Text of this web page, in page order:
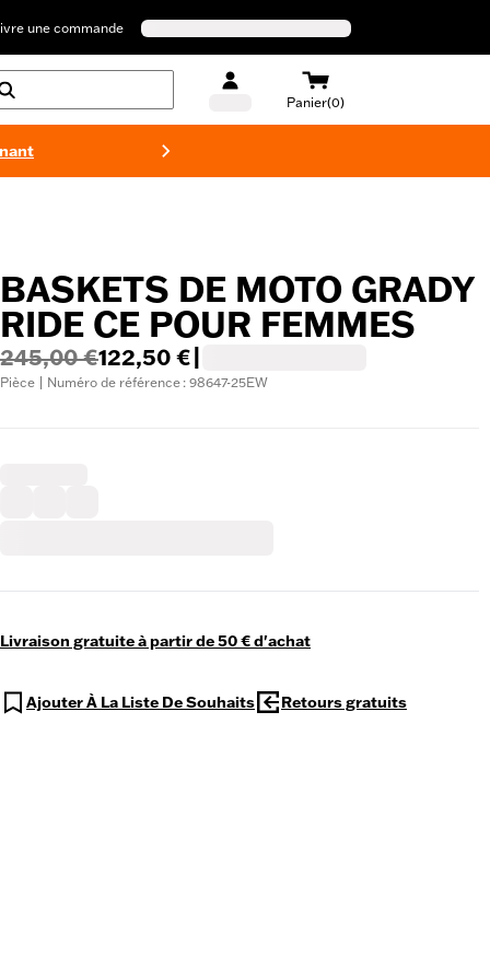
une commande
Panier(0)
BASKETS DE MOTO GRADY
RIDE CE POUR FEMMES
245,00 €122,50 €
Pièce | Numéro de référence : 98647-25EW
Livraison gratuite à partir de 50 € d'achat
Ajouter À La Liste De Souhaits Retours gratuits